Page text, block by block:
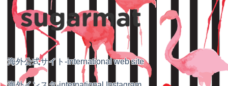
海外公式サイト-international web site